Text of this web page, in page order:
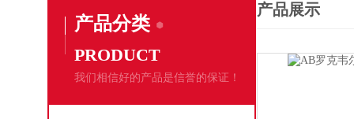
产品分类
PRODUCT
我们相信好的产品是信誉的保证！
产品展示